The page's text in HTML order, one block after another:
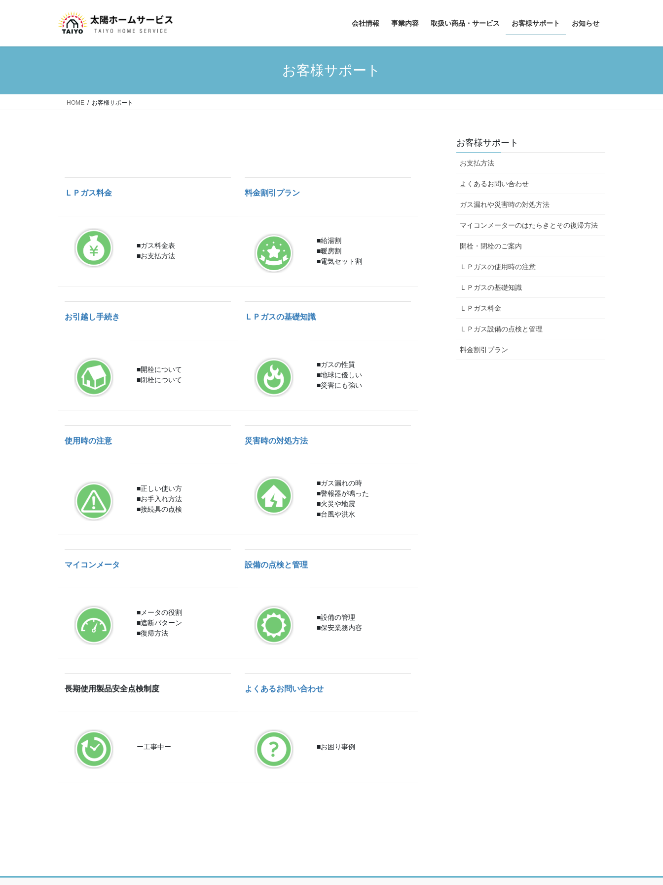
会社情報 事業内容 取扱い商品・サービス お客様サポート お知らせ
お客様サポート
HOME お客様サポート
ＬＰガス料金 料金割引プラン
■ガス料金表
■お支払方法
■給湯割
■暖房割
■電気セット割
お引越し手続き ＬＰガスの基礎知識
■開栓について
■閉栓について
■ガスの性質
■地球に優しい
■災害にも強い
使用時の注意 災害時の対処方法
■正しい使い方
■お手入れ方法
■接続具の点検
■ガス漏れの時
■警報器が鳴った
■火災や地震
■台風や洪水
マイコンメータ 設備の点検と管理
■メータの役割
■遮断パターン
■復帰方法
■設備の管理
■保安業務内容
長期使用製品安全点検制度 よくあるお問い合わせ
ー工事中ー ■お困り事例
お客様サポート
お支払方法
よくあるお問い合わせ
ガス漏れや災害時の対処方法
マイコンメーターのはたらきとその復帰方法
開栓・閉栓のご案内
ＬＰガスの使用時の注意
ＬＰガスの基礎知識
ＬＰガス料金
ＬＰガス設備の点検と管理
料金割引プラン